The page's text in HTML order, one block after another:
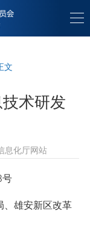
文
术研发
息化厅网站
号
、雄安新区改革